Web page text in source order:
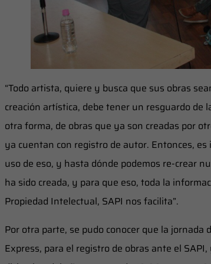
“Todo artista, quiere y busca que sus obras
creación artística, debe tener un resguardo de
otra forma, de obras que ya son creadas por
ya cuentan con registro de autor. Entonces,
uso de eso, y hasta dónde podemos re-crear
ha sido creada, y para que eso, toda la
Propiedad Intelectual, SAPI nos facilita”.
Por otra parte, se pudo conocer que la
Express, para el registro de obras ante el